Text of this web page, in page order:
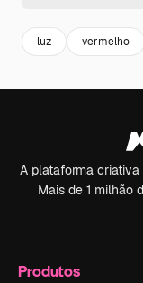
luz vermelho
A plataforma
Mais de 1 milhão
Produtos